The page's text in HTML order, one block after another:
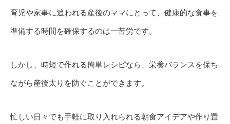
育児や家事に追われる産後のママにとって、健康的な食事を
準備する時間を確保するのは一苦労です。
しかし、時短で作れる簡単レシピなら、栄養バランスを保ち
ながら産後太りを防ぐことができます。
忙しい日々でも手軽に取り入れられる朝食アイデアや作り置